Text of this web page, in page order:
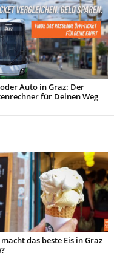
Auto in Graz: Der
für Deinen Weg
das beste Eis in Graz